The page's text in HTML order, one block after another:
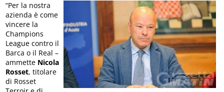
“Per la nostra
azienda è come
vincere la
Champions
League contro il
Barca o il Real –
ammette Nicola
Rosset, titolare
di Rosset